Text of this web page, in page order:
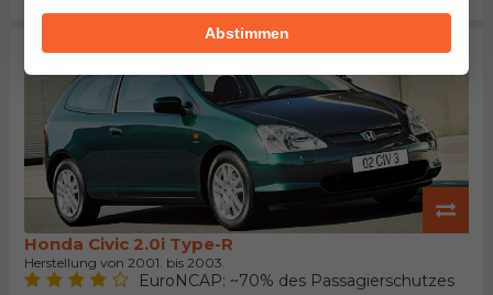
Honda Civic 2.0i Type-R
Herstellung von 2001. bis 2003.
EuroNCAP: ~70% des Passagierschutzes
Abstimmen